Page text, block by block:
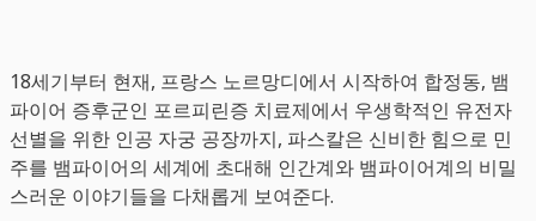
18세기부터 현재, 프랑스 노르망디에서 시작하여 합정동, 뱀
파이어 증후군인 포르피린증 치료제에서 우생학적인 유전자
선별을 위한 인공 자궁 공장까지, 파스칼은 신비한 힘으로 민
주를 뱀파이어의 세계에 초대해 인간계와 뱀파이어계의 비밀
스러운 이야기들을 다채롭게 보여준다.